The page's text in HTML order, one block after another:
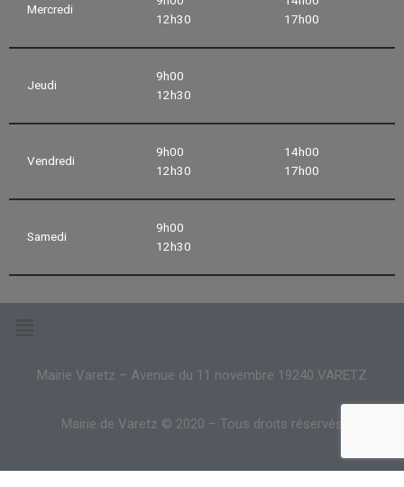
Mercredi
12h30
17h00
Jeudi
9h00
12h30
Vendredi
9h00
12h30
14h00
17h00
Samedi
9h00
12h30
Mairie Varetz – Avenue du 11 novembre 19240 VARETZ
Mairie de Varetz © 2020 – Tous droits réservés